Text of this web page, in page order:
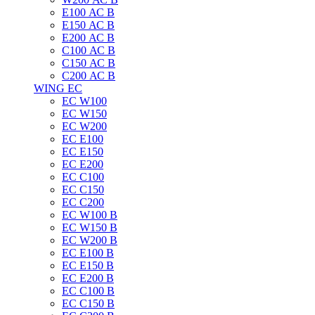
E100 АС B
E150 АС B
E200 АС B
C100 АС B
C150 АС B
C200 АС B
WING EC
ЕС W100
ЕС W150
ЕС W200
ЕС E100
ЕС E150
ЕС E200
ЕС C100
EC C150
ЕС C200
ЕС W100 B
ЕС W150 B
ЕС W200 B
ЕС E100 B
ЕС E150 B
ЕС E200 B
ЕС C100 B
EC C150 B